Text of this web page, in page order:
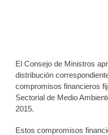
El Consejo de Ministros
distribución
compromisos financieros
Sectorial de Medio
2015.
Estos compromisos